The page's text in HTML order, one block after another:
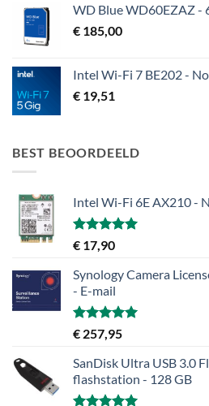
WD Blue WD60EZAZ -
€ 185,00
Intel Wi-Fi 7 BE202 -
€ 19,51
BEST BEOORDEELD
Intel Wi-Fi 6E AX210 -
Gewaardeerd
uit 5
€ 17,90
Synology Camera
- E-mail
Gewaardeerd
uit 5
€ 257,95
SanDisk Ultra USB 3.0
flashstation - 128 GB